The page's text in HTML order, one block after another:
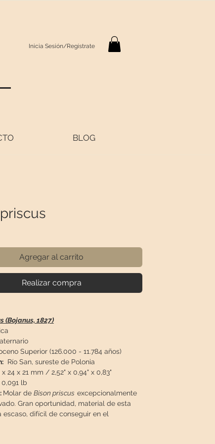
Inicia Sesión/Regístrate
BLOG
Agregar al carrito
Realizar compra
(Bojanus, 1827)
Superior (126.000 - 11.784 años)
Río San, sureste de Polonia
x 24 x 21 mm / 2,52" x 0,94" x 0,83"
lb
Molar de Bison priscus excepcionalmente
Gran oportunidad, material de esta
escaso, difícil de conseguir en el